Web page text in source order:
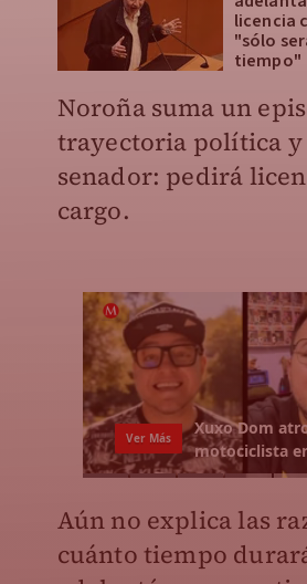
licencia
"sólo
tiempo"
Noroña suma un
trayectoria política y
senador: pedirá
cargo.
Aún no explica las
cuánto tiempo